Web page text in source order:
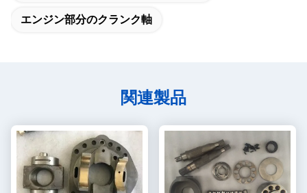
エンジン部分のクランク軸
関連製品